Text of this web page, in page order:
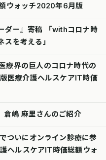
ウォッチ2020年6月版
ダー』寄稿 「withコロナ時
を考える」
療界の巨人のコロナ時代の
医療介護ヘルスケアIT時価
倉嶋 麻里さんのご紹介
ついにオンライン診療に参
ヘルスケアIT時価総額ウォ